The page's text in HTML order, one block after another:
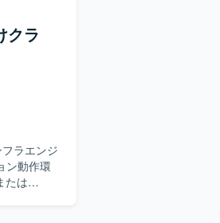
ルーテ
ビスの
ーティン
基づく
らに、
イミン
ーと共
ただき
だく想
係者と協
行管理
クラ
ラエンジ
たは